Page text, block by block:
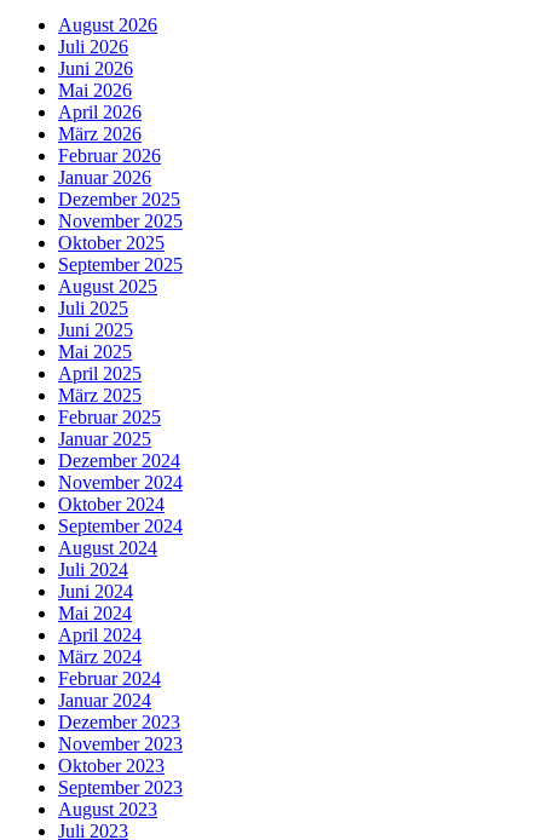
August 2026
Juli 2026
Juni 2026
Mai 2026
April 2026
März 2026
Februar 2026
Januar 2026
Dezember 2025
November 2025
Oktober 2025
September 2025
August 2025
Juli 2025
Juni 2025
Mai 2025
April 2025
März 2025
Februar 2025
Januar 2025
Dezember 2024
November 2024
Oktober 2024
September 2024
August 2024
Juli 2024
Juni 2024
Mai 2024
April 2024
März 2024
Februar 2024
Januar 2024
Dezember 2023
November 2023
Oktober 2023
September 2023
August 2023
Juli 2023